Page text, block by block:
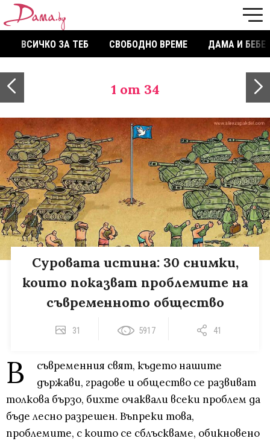
ВСИЧКО ЗА ТЕБ СВОБОДНО ВРЕМЕ ДАМА И БЕБЕ
1 от 34
Суровата истина: 30 снимки,
които показват проблемите на
съвременното общество
31 5917 41
В
съвременния свят, където нашите
държави, градове и общество се развиват
толкова бързо, бихте очаквали всеки проблем да
бъде лесно разрешен. Въпреки това,
проблемите, с които се сблъскваме, обикновено